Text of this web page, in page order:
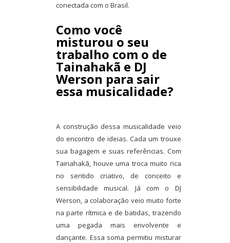
conectada com o Brasil.
Como você
misturou o seu
trabalho com o de
Tainahakã e DJ
Werson para sair
essa musicalidade?
A construção dessa musicalidade veio
do encontro de ideias. Cada um trouxe
sua bagagem e suas referências. Com
Tainahakã, houve uma troca muito rica
no sentido criativo, de conceito e
sensibilidade musical. Já com o DJ
Werson, a colaboração veio muito forte
na parte rítmica e de batidas, trazendo
uma pegada mais envolvente e
dançante. Essa soma permitiu misturar